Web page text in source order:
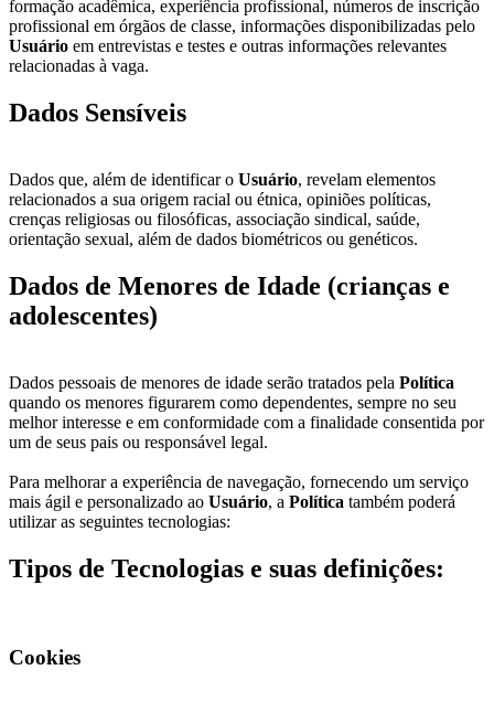
formação acadêmica, experiência profissional, números de inscrição
profissional em órgãos de classe, informações disponibilizadas pelo
Usuário em entrevistas e testes e outras informações relevantes
relacionadas à vaga.
Dados Sensíveis
Dados que, além de identificar o Usuário, revelam elementos
relacionados a sua origem racial ou étnica, opiniões políticas,
crenças religiosas ou filosóficas, associação sindical, saúde,
orientação sexual, além de dados biométricos ou genéticos.
Dados de Menores de Idade (crianças e
adolescentes)
Dados pessoais de menores de idade serão tratados pela Política
quando os menores figurarem como dependentes, sempre no seu
melhor interesse e em conformidade com a finalidade consentida por
um de seus pais ou responsável legal.
Para melhorar a experiência de navegação, fornecendo um serviço
mais ágil e personalizado ao Usuário, a Política também poderá
utilizar as seguintes tecnologias:
Tipos de Tecnologias e suas definições:
Cookies